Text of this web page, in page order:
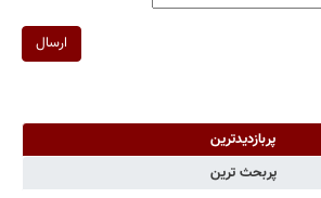
ارسال
پربازدیدترین
پربحث ترین